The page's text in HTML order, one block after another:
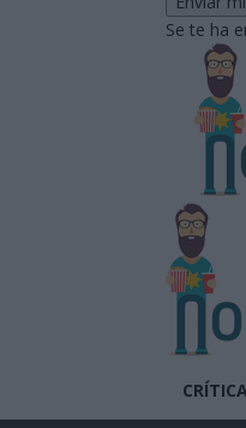
Se te ha